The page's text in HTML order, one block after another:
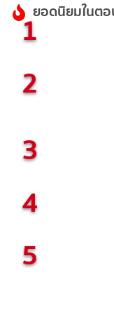
ยอดนิยมในต
1
2
3
4
5